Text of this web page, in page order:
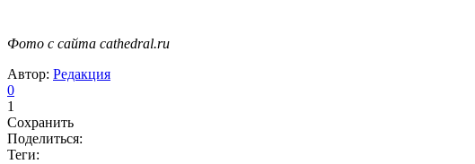
Фото с сайта cathedral.ru
Автор: Редакция
0
1
Сохранить
Поделиться:
Теги: